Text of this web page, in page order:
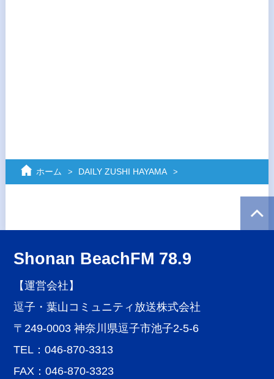
ホーム DAILY ZUSHI HAYAMA
Shonan BeachFM 78.9
【運営会社】
逗子・葉山コミュニティ放送株式会社
〒249-0003 神奈川県逗子市池子2-5-6
TEL：046-870-3313
FAX：046-870-3323